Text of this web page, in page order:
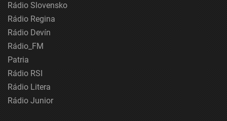
Rádio Slovensko
Rádio Regina
Rádio Devín
Rádio_FM
Patria
Rádio RSI
Rádio Litera
Rádio Junior